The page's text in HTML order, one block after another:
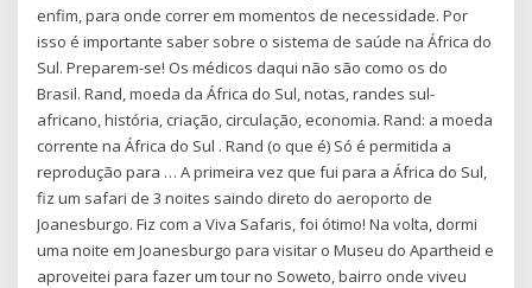
enfim, para onde correr em momentos de necessidade. Por
isso é importante saber sobre o sistema de saúde na África do
Sul. Preparem-se! Os médicos daqui não são como os do
Brasil. Rand, moeda da África do Sul, notas, randes sul-
africano, história, criação, circulação, economia. Rand: a moeda
corrente na África do Sul . Rand (o que é) Só é permitida a
reprodução para … A primeira vez que fui para a África do Sul,
fiz um safari de 3 noites saindo direto do aeroporto de
Joanesburgo. Fiz com a Viva Safaris, foi ótimo! Na volta, dormi
uma noite em Joanesburgo para visitar o Museu do Apartheid e
aproveitei para fazer um tour no Soweto, bairro onde viveu